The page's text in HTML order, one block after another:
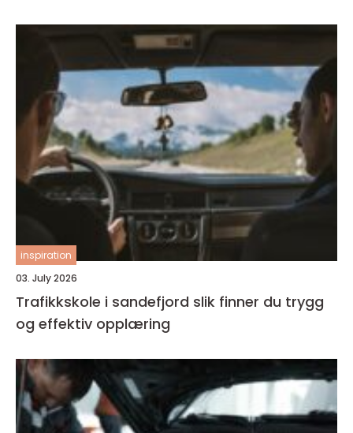
inspiration
03. July 2026
Trafikkskole i sandefjord slik finner du trygg
og effektiv opplæring